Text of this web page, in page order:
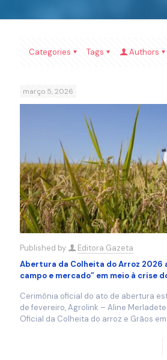
Categories Tags Authors
março 5, 2026
Published by
Editora Gazeta
Abertura da Colheita do Arroz 2026
campo e mercado” em meio à crise
Cerimônia oficial do ato de abertura
de fevereiro, Agrolink – Aline
Oficial da Colheita do arroz e Grãos em